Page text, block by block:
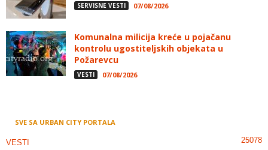
SERVISNE VESTI 07/08/2026
Komunalna milicija kreće u pojačanu
kontrolu ugostiteljskih objekata u
Požarevcu
VESTI 07/08/2026
SVE SA URBAN CITY PORTALA
VESTI 25078